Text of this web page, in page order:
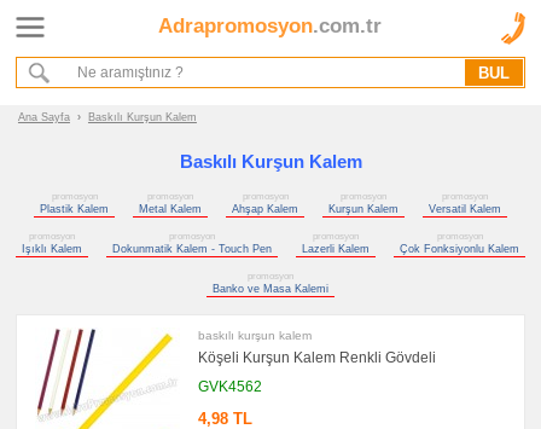
Adrapromosyon.com.tr
Ana Sayfa › Baskılı Kurşun Kalem
Baskılı Kurşun Kalem
promosyon
Plastik Kalem
promosyon
Metal Kalem
promosyon
Ahşap Kalem
promosyon
Kurşun Kalem
promosyon
Versatil Kalem
promosyon
Işıklı Kalem
promosyon
Dokunmatik Kalem - Touch Pen
promosyon
Lazerli Kalem
promosyon
Çok Fonksiyonlu Kalem
promosyon
Banko ve Masa Kalemi
baskılı kurşun kalem
Köşeli Kurşun Kalem Renkli Gövdeli
GVK4562
4,98 TL
Ana Sayfa
Hakkımızda
Kurumsal Hizmet Akışımız
Promosyon
Ürünleri
Plastik
Kalem
promosyon
Metal
Kalem